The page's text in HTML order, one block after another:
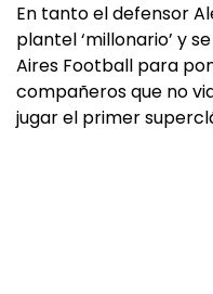
En tanto el defensor
plantel ‘millonario’ y
Aires Football para
compañeros que no
jugar el primer